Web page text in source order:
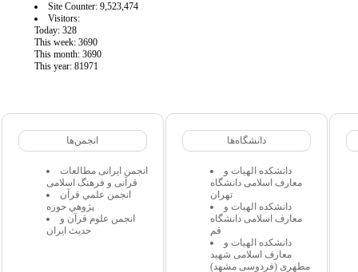
Site Counter: 9,523,474
Visitors:
Today: 328
This week: 3690
This month: 3690
This year: 81971
انجمن‌ها
انجمن ایرانی مطالعات
قرآنی و فرهنگ اسلامی
انجمن علمي قرآن
پژوهي حوزه
انجمن علوم قرآن و
حدیث ایران
دانشگاه‌ها
دانشکده الهیات و
معارف اسلامی دانشگاه
تهران
دانشکده الهیات و
معارف اسلامی دانشگاه
قم
دانشکده الهیات و
معارف اسلامی شهید
مطهری (فردوسی مشهد)